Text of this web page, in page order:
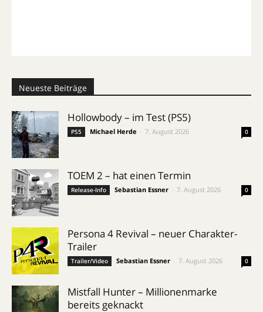
Neueste Beiträge
Hollowbody – im Test (PS5)
PS5 Michael Herde 7. August 2026 0
TOEM 2 – hat einen Termin
Release-Info Sebastian Essner 7. August 2026 0
Persona 4 Revival – neuer Charakter-
Trailer
Trailer/Video Sebastian Essner 7. August 2026 0
Mistfall Hunter – Millionenmarke
bereits geknackt